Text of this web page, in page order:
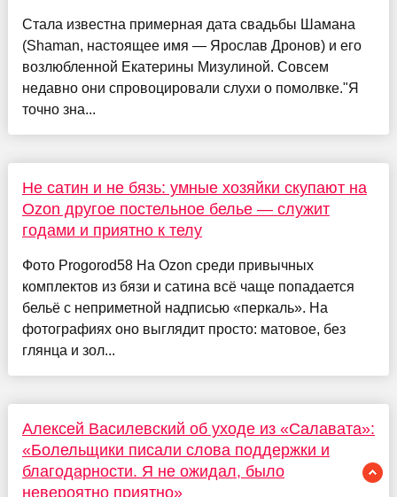
Стала известна примерная дата свадьбы Шамана
(Shaman, настоящее имя — Ярослав Дронов) и его
возлюбленной Екатерины Мизулиной. Совсем
недавно они спровоцировали слухи о помолвке."Я
точно зна...
Не сатин и не бязь: умные хозяйки скупают на
Ozon другое постельное белье — служит
годами и приятно к телу
Фото Progorod58 На Ozon среди привычных
комплектов из бязи и сатина всё чаще попадается
бельё с неприметной надписью «перкаль». На
фотографиях оно выглядит просто: матовое, без
глянца и зол...
Алексей Василевский об уходе из «Салавата»:
«Болельщики писали слова поддержки и
благодарности. Я не ожидал, было
невероятно приятно»